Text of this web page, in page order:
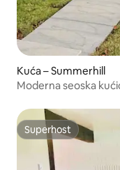
Kuća – Summerhill
Moderna seoska
Superhost
Superhost